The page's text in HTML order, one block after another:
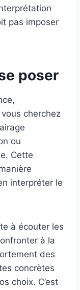
pas imposer
poser
cherchez
ou
Cette
interpréter le
à écouter les
à la
des
concrètes
choix. C’est